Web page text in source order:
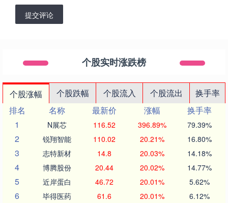
提交评论
个股实时涨跌榜
个股涨幅 个股跌幅 个股流入 个股流出
换手率
排名
名称 最新价 涨幅
换手率
1
N展芯 116.52 396.89% 79.39%
2 锐翔智能 110.02 20.21% 16.80%
3 志特新材 14.8 20.03% 14.18%
4 博腾股份 20.44 20.02% 14.77%
5 近岸蛋白 46.72 20.01% 5.62%
6 毕得医药 61.6 20.01% 6.12%